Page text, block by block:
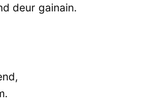
deur gainain.